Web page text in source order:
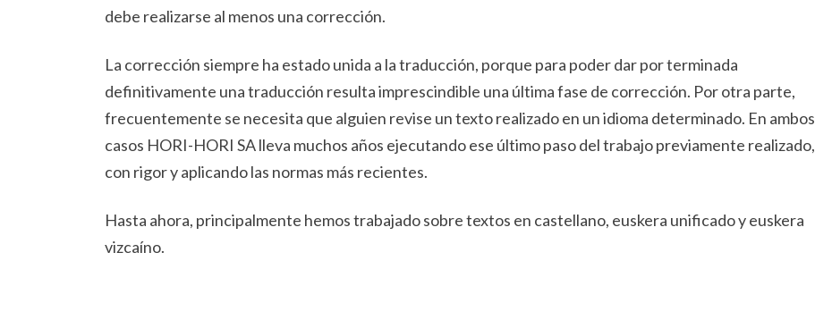
debe realizarse al menos una corrección.
La corrección siempre ha estado unida a la traducción, porque para poder dar por terminada
definitivamente una traducción resulta imprescindible una última fase de corrección. Por otra parte,
frecuentemente se necesita que alguien revise un texto realizado en un idioma determinado. En ambos
casos HORI-HORI SA lleva muchos años ejecutando ese último paso del trabajo previamente realizado,
con rigor y aplicando las normas más recientes.
Hasta ahora, principalmente hemos trabajado sobre textos en castellano, euskera unificado y euskera
vizcaíno.